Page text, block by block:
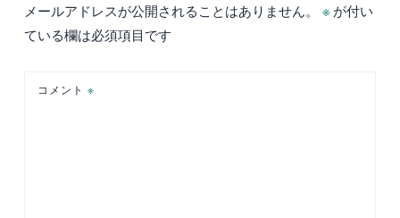
ー
シ
メールアドレスが公開されることはありません。 ※ が付い
ている欄は必須項目です
コメント ※